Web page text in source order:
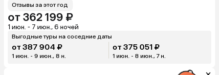
Отзывы за этот год
от 362 199 ₽
1 июн. - 7 июн., 6 ночей
Выгодные туры на соседние даты
от 387 904 ₽
1 июн. - 9 июн., 8 н.
от 375 051 ₽
1 июн. - 8 июн., 7 н.